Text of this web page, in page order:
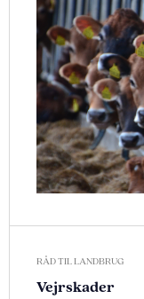
RÅD TIL LANDBRUG
Vejrskader